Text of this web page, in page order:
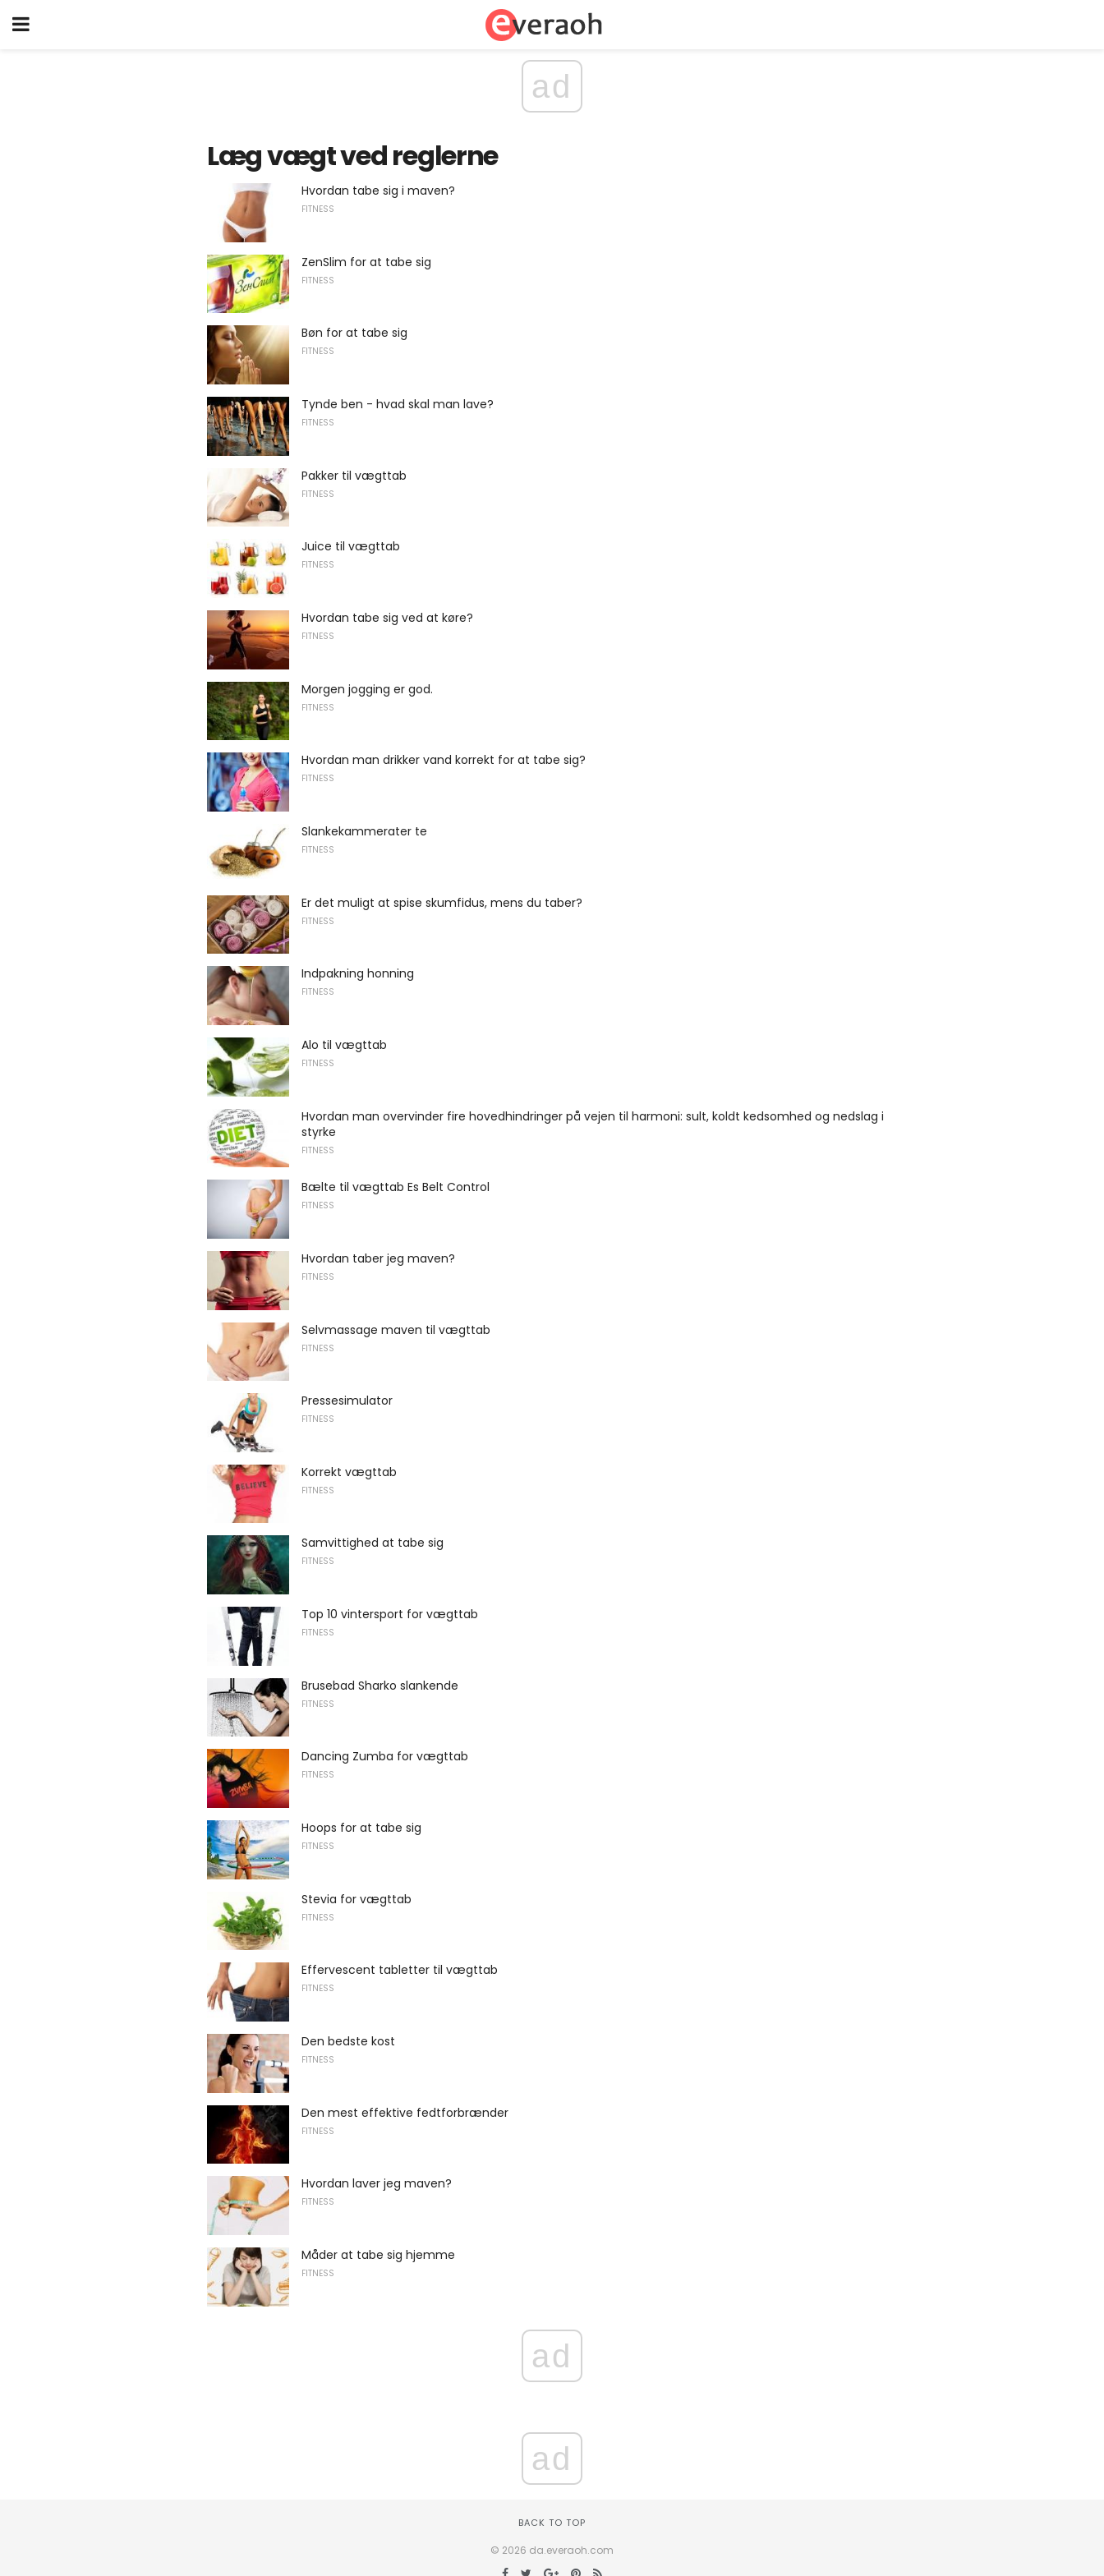
ad
Læg vægt ved reglerne
Hvordan tabe sig i maven?
FITNESS
ZenSlim for at tabe sig
FITNESS
Bøn for at tabe sig
FITNESS
Tynde ben - hvad skal man lave?
FITNESS
Pakker til vægttab
FITNESS
Juice til vægttab
FITNESS
Hvordan tabe sig ved at køre?
FITNESS
Morgen jogging er god.
FITNESS
Hvordan man drikker vand korrekt for at tabe sig?
FITNESS
Slankekammerater te
FITNESS
Er det muligt at spise skumfidus, mens du taber?
FITNESS
Indpakning honning
FITNESS
Alo til vægttab
FITNESS
Hvordan man overvinder fire hovedhindringer på vejen til harmoni: sult, koldt kedsomhed og nedslag i
styrke
FITNESS
Bælte til vægttab Es Belt Control
FITNESS
Hvordan taber jeg maven?
FITNESS
Selvmassage maven til vægttab
FITNESS
Pressesimulator
FITNESS
Korrekt vægttab
FITNESS
Samvittighed at tabe sig
FITNESS
Top 10 vintersport for vægttab
FITNESS
Brusebad Sharko slankende
FITNESS
Dancing Zumba for vægttab
FITNESS
Hoops for at tabe sig
FITNESS
Stevia for vægttab
FITNESS
Effervescent tabletter til vægttab
FITNESS
Den bedste kost
FITNESS
Den mest effektive fedtforbrænder
FITNESS
Hvordan laver jeg maven?
FITNESS
Måder at tabe sig hjemme
FITNESS
ad
ad
BACK TO TOP
© 2026 da.everaoh.com